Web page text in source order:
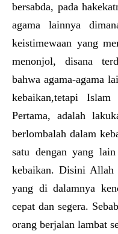
bersabda, pada
agama lainnya
keistimewaan yang
menonjol, disana
bahwa agama-agama
kebaikan,tetapi Islam
Pertama, adalah
berlombalah dalam
satu dengan yang
kebaikan. Disini Allah
yang di dalamnya
cepat dan segera.
orang berjalan lambat